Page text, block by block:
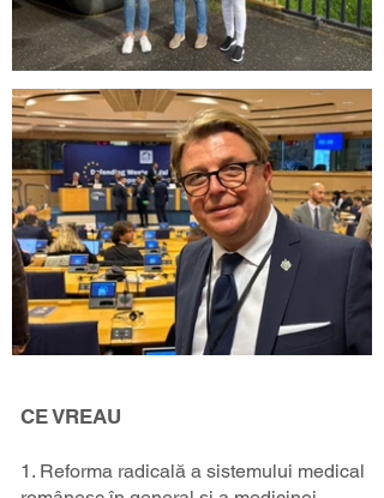
CE VREAU
1. Reforma radicală a sistemului medical